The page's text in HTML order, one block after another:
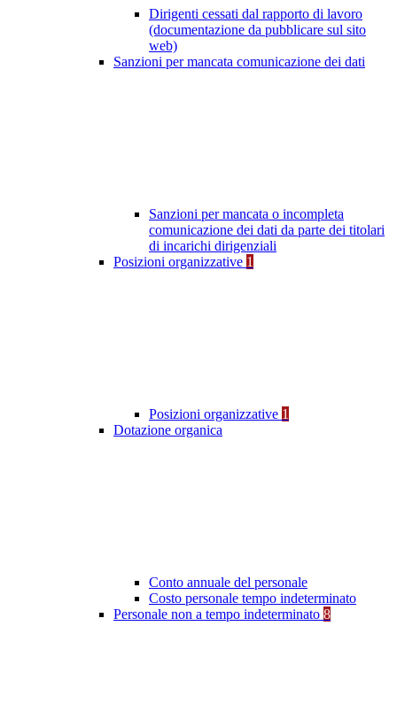
Dirigenti cessati dal rapporto di lavoro
(documentazione da pubblicare sul sito
web)
Sanzioni per mancata comunicazione dei dati
Sanzioni per mancata o incompleta
comunicazione dei dati da parte dei titolari
di incarichi dirigenziali
Posizioni organizzative 1
Posizioni organizzative 1
Dotazione organica
Conto annuale del personale
Costo personale tempo indeterminato
Personale non a tempo indeterminato 8